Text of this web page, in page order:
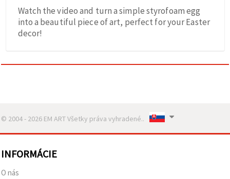
Watch the video and turn a simple styrofoam egg
into a beautiful piece of art, perfect for your Easter
decor!
© 2004 - 2026 EM ART Všetky práva vyhradené..
INFORMÁCIE
O nás